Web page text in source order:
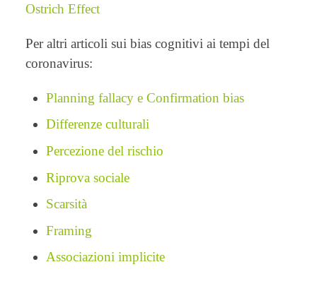
Ostrich Effect
Per altri articoli sui bias cognitivi ai tempi del
coronavirus:
Planning fallacy e Confirmation bias
Differenze culturali
Percezione del rischio
Riprova sociale
Scarsità
Framing
Associazioni implicite